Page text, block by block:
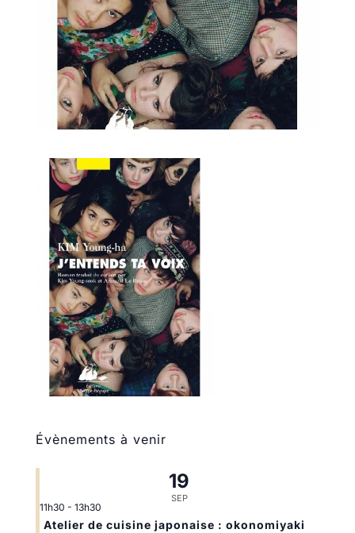
Évènements à venir
19
SEP
11h30 - 13h30
Atelier de cuisine japonaise : okonomiyaki